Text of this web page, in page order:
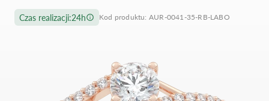
Salon Auroria Arkadia
Korzyści z zakupu
Czas realizacji:24h Kod produktu: AUR-0041-35-RB-LABO